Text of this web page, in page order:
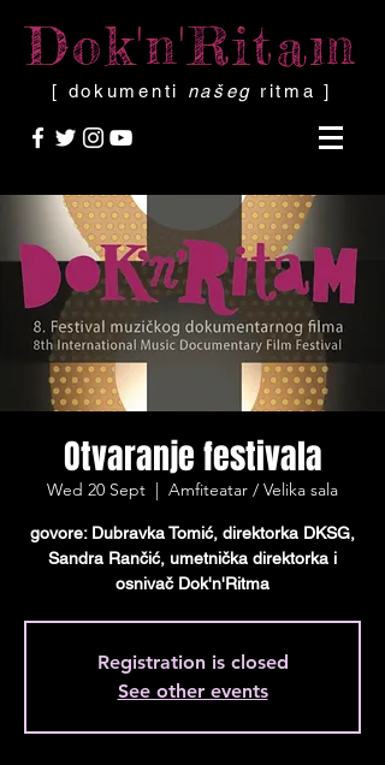
Dok'n'Ritam
[ dokumenti našeg ritma ]
Otvaranje festivala
Wed 20 Sept
  |
Amfiteatar / Velika sala
govore: Dubravka Tomić, direktorka DKSG,
Sandra Rančić, umetnička direktorka i
osnivač Dok'n'Ritma
Registration is closed
See other events